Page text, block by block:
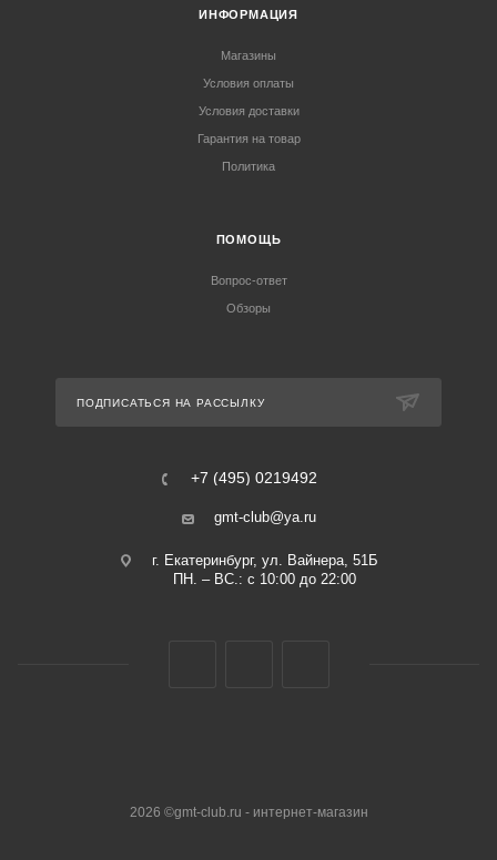
ИНФОРМАЦИЯ
Магазины
Условия оплаты
Условия доставки
Гарантия на товар
Политика
ПОМОЩЬ
Вопрос-ответ
Обзоры
ПОДПИСАТЬСЯ НА РАССЫЛКУ
+7 (495) 0219492
gmt-club@ya.ru
г. Екатеринбург, ул. Вайнера, 51Б
ПН. – ВС.: с 10:00 до 22:00
2026 ©gmt-club.ru - интернет-магазин